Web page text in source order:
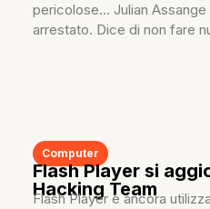
pericolose… Julian
arrestato. Dice di non fare
Computer
Flash Player si
Hacking Team
Flash Player è ancora